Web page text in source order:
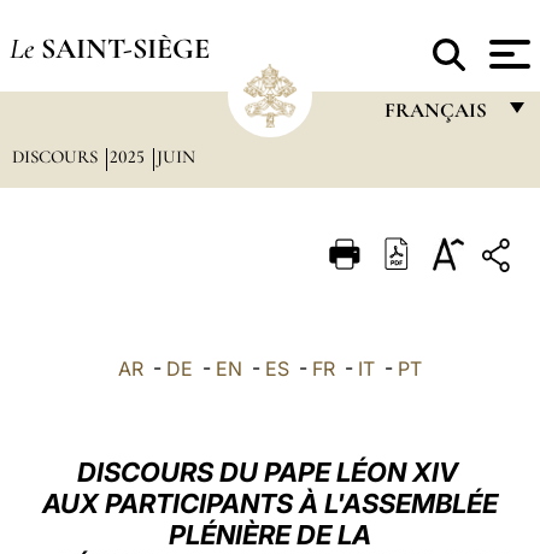
Le SAINT-SIÈGE
FRANÇAIS
ITALIANO
العربيّة
DISCOURS 2025 JUIN
AR - DE - EN - ES - FR - IT - PT
DISCOURS DU PAPE LÉON XIV
AUX PARTICIPANTS À L'ASSEMBLÉE
PLÉNIÈRE DE LA